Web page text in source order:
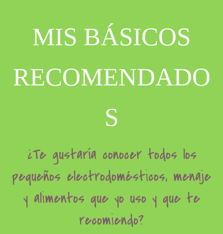
MIS BÁSICOS
RECOMENDADO
S
¿Te gustaría conocer todos los
pequeños electrodomésticos, menaje
y alimentos que yo uso y que te
recomiendo?